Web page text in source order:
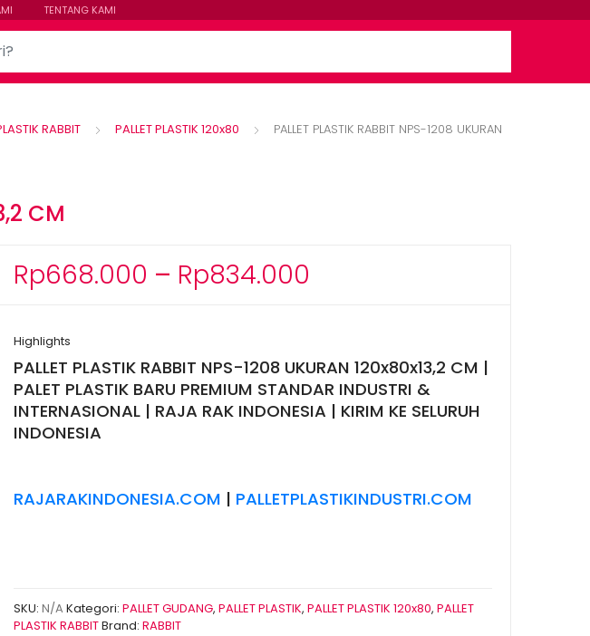
TENTANG KAMI
RABBIT PALLET PLASTIK 120x80
PALLET PLASTIK RABBIT NPS-1208 UKURAN
CM
Rp668.000 – Rp834.000
hingga
Rp834.000
Highlights
PALLET PLASTIK RABBIT NPS-1208 UKURAN 120x80x13,2 CM |
PALET PLASTIK BARU PREMIUM STANDAR INDUSTRI &
INTERNASIONAL | RAJA RAK INDONESIA | KIRIM KE SELURUH
INDONESIA
RAJARAKINDONESIA.COM | PALLETPLASTIKINDUSTRI.COM
SKU: N/A Kategori: PALLET GUDANG, PALLET PLASTIK, PALLET PLASTIK 120x80, PALLET
PLASTIK RABBITBrand: RABBIT